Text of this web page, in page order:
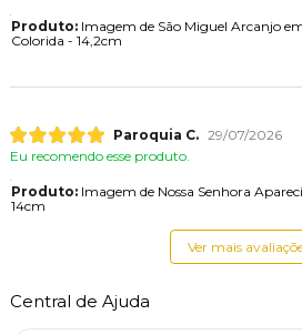
Produto:Imagem de São Miguel Arcanjo
Colorida - 14,2cm
Paroquia C. 29/07/2026
Eu recomendo esse produto.
Produto:Imagem de Nossa Senhora
14cm
Ver mais
Central de Ajuda